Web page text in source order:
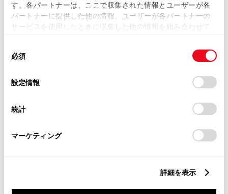
す。各パートナーは、ここで収集された情報とユーザーが各
パートナーに提供した他の情報、ユーザーが各パートナーの
サービスを使用したときに収集した他の情報を組み合わせて
使用することがあります。当ウェブサイトの使用を続行する
デバイスにすべてのCookie(クッキー)が保存されることに同
意したことになります。Cookie(クッキー)のオプトアウト、
設定の変更、同意を撤回したりするにあたっては、当社の
「Cookie（クッキー）情報の取り扱いについて
」をご覧くだ
必須
設定情報
統計
マーケティング
詳細を表示
電話
必須 ご相談内容